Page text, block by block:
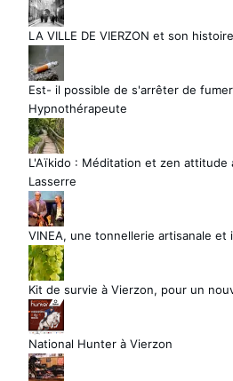
LA VILLE DE VIERZON et son histoire
Est- il possible de s'arrêter de
Hypnothérapeute
L'Aïkido : Méditation et zen attitude
Lasserre
VINEA, une tonnellerie artisanale et
Kit de survie à Vierzon, pour un
National Hunter à Vierzon